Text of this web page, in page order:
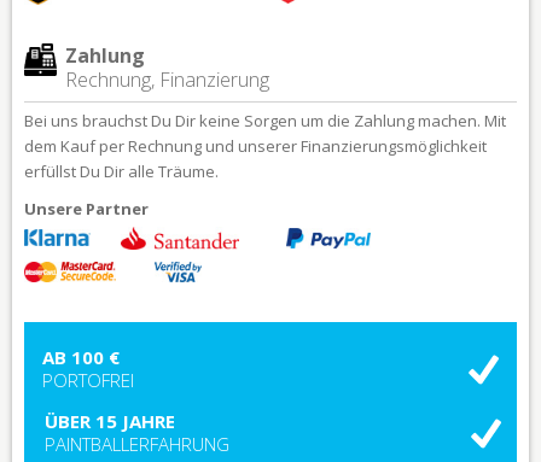
Zahlung
Rechnung, Finanzierung
Bei uns brauchst Du Dir keine Sorgen um die Zahlung machen. Mit
dem Kauf per Rechnung und unserer Finanzierungsmöglichkeit
erfüllst Du Dir alle Träume.
Unsere Partner
AB 100 €
PORTOFREI
ÜBER 15 JAHRE
PAINTBALLERFAHRUNG